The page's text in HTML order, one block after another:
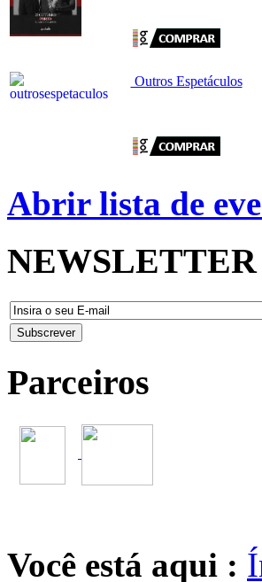
Outros Espetáculos
Abrir lista de
NEWSLETTER
Parceiros
Você está aqui :